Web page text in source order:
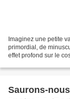
Imaginez une petite
primordial, de
effet profond sur le
Saurons-